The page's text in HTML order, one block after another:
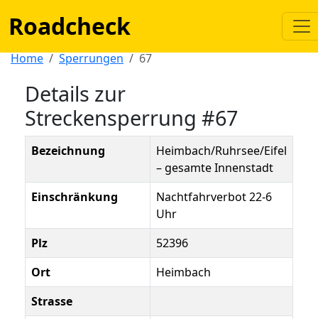
Roadcheck
Home Sperrungen 67
Details zur
Streckensperrung #67
Bezeichnung
Heimbach/Ruhrsee/Eifel
– gesamte Innenstadt
Einschränkung
Nachtfahrverbot 22-6
Uhr
Plz
52396
Ort
Heimbach
Strasse